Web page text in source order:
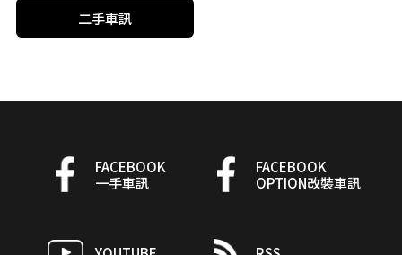
二手車訊
FACEBOOK
一手車訊
FACEBOOK
OPTION改裝車訊